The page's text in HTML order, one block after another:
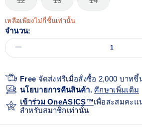
เหลือเพียงไม่กี่ชิ้นเท่านั้น
จำนวน:
Free จัดส่งฟรีเมื่อสั่งซื้อ 2,000 บาทขึ้
นโยบายการคืนสินค้า.ศีกษาเพิ่มเติม
เข้าร่วม OneASICS™เพื่อสะสมคะ
สำหรับสมาชิกเท่านั้น